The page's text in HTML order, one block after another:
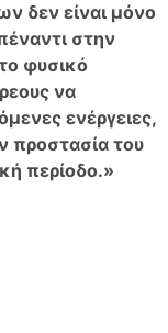
δεν είναι μόνο
στην
φυσικό
να
ενέργειες,
προστασία του
περίοδο.»